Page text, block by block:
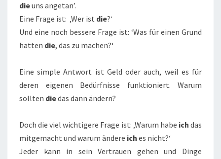
dieuns angetan’.
Eine Frage ist: ‚Wer ist die?‘
Und eine noch bessere Frage ist: ‘Was für einen Grund
hatten die, das zu machen?‘
Eine simple Antwort ist Geld oder auch, weil es für
deren eigenen Bedürfnisse funktioniert. Warum
sollten diedas dann ändern?
Doch die viel wichtigere Frage ist: ‚Warum habe ichdas
mitgemacht und warum ändere ich es nicht?‘
Jeder kann in sein Vertrauen gehen und Dinge